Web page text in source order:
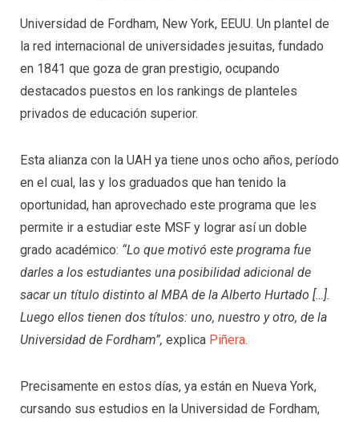
Universidad de Fordham, New York, EEUU. Un plantel de
la red internacional de universidades jesuitas, fundado
en 1841 que goza de gran prestigio, ocupando
destacados puestos en los rankings de planteles
privados de educación superior.
Esta alianza con la UAH ya tiene unos ocho años, período
en el cual, las y los graduados que han tenido la
oportunidad, han aprovechado este programa que les
permite ir a estudiar este MSF y lograr así un doble
grado académico: “Lo que motivó este programa fue
darles a los estudiantes una posibilidad adicional de
sacar un título distinto al MBA de la Alberto Hurtado […].
Luego ellos tienen dos títulos: uno, nuestro y otro, de la
Universidad de Fordham”, explica Piñera.
Precisamente en estos días, ya están en Nueva York,
cursando sus estudios en la Universidad de Fordham,